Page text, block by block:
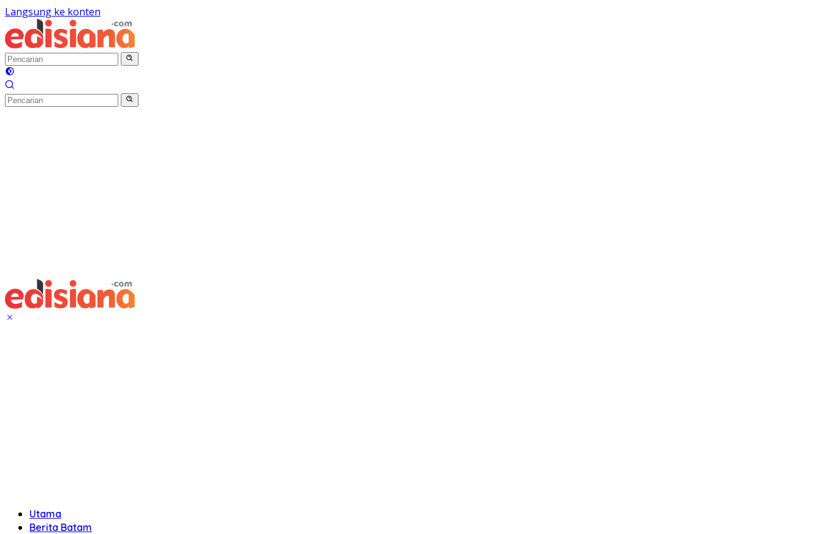
Langsung ke konten
Utama
Berita Batam